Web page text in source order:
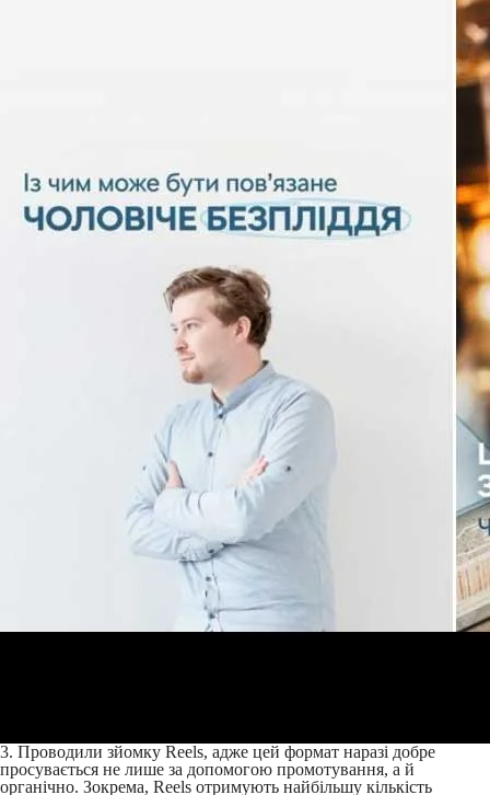
3. Проводили зйомку Reels, адже цей формат наразі добре
просувається не лише за допомогою промотування, а й
органічно. Зокрема, Reels отримують найбільшу кількість